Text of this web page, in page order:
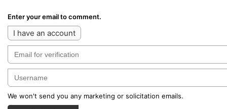
Enter your email to comment.
I have an account
We won't send you any marketing or solicitation emails.